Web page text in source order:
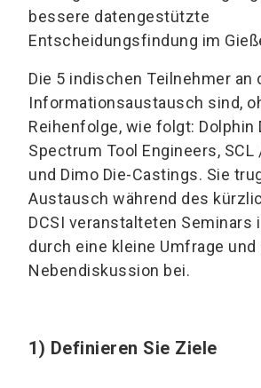
bessere datengestützte
Entscheidungsfindung im
Die 5 indischen Teilnehmer an
Informationsaustausch sind,
Reihenfolge, wie folgt: Dolphin
Spectrum Tool Engineers, SCL
und Dimo Die-Castings. Sie
Austausch während des
DCSI veranstalteten Seminars
durch eine kleine Umfrage und
Nebendiskussion bei.
1) Definieren Sie Ziele